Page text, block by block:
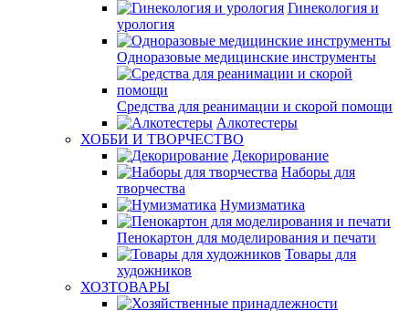
Гинекология и
урология
Одноразовые медицинские инструменты
Средства для реанимации и скорой помощи
Алкотестеры
ХОББИ И ТВОРЧЕСТВО
Декорирование
Наборы для
творчества
Нумизматика
Пенокартон для моделирования и печати
Товары для
художников
ХОЗТОВАРЫ